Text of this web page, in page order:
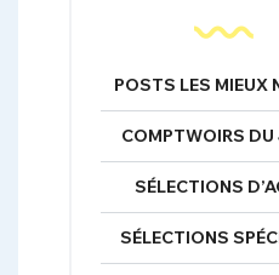
POSTS LES MIEUX
COMPTWOIRS DU
SÉLECTIONS
SÉLECTIONS
Mot de passe
CONNEXION
Un Thread